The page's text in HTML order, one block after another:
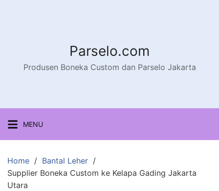
Parselo.com
Produsen Boneka Custom dan Parselo Jakarta
MENU
Home
Bantal Leher
Supplier Boneka Custom ke Kelapa Gading Jakarta
Utara